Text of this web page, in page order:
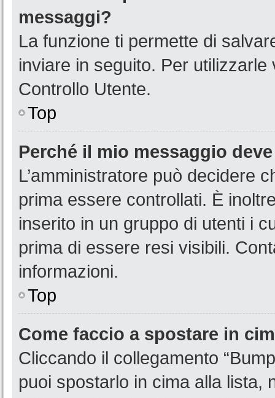
messaggi?
La funzione ti permette di
inviare in seguito. Per utilizzarle
Controllo Utente.
Top
Perché il mio messaggio
L’amministratore può decidere
prima essere controllati. È
inserito in un gruppo di utenti i
prima di essere resi visibili.
informazioni.
Top
Come faccio a spostare in
Cliccando il collegamento
puoi spostarlo in cima alla lista,